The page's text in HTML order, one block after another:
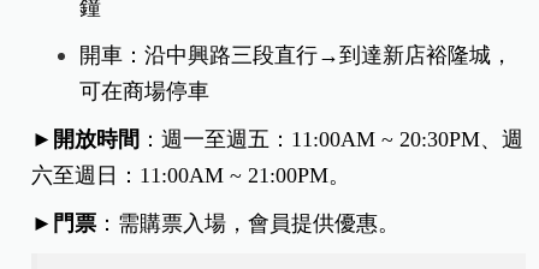
鐘
開車：沿中興路三段直行→到達新店裕隆城，
可在商場停車
►開放時間 ：週一至週五：11:00AM ~ 20:30PM、週
六至週日：11:00AM ~ 21:00PM。
►門票 ：需購票入場，會員提供優惠。